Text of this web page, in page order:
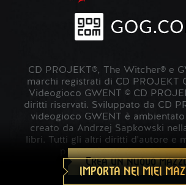
Crea un nuovo
IMPORTA NEI MIEI
CD PROJEKT®, The Witcher® e
marchi registrati di CD PROJEKT
Videogioco GWENT © CD
diritti riservati. Sviluppato da CD
videogioco GWENT è
creato da Andrzej Sapkowski
libri. Tutti gli altri diritti d'autore e
proprietà dei rispettivi